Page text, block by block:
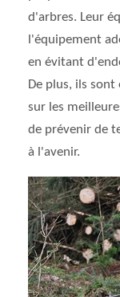
d'arbres. Leur
l'équipement
en évitant
De plus, ils
sur les
de prévenir de
à l'avenir.